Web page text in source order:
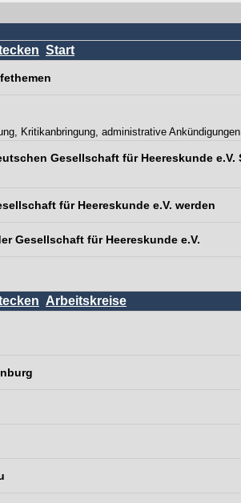
Start
Kritikanbringung, administrative Ankündigungen
Gesellschaft für Heereskunde e.V.
für Heereskunde e.V. werden
Gesellschaft für Heereskunde e.V.
Arbeitskreise